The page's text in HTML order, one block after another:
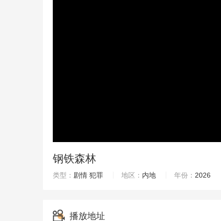
钢铁森林
类型： 剧情 犯罪 地区： 内地 年份： 2026
播放地址